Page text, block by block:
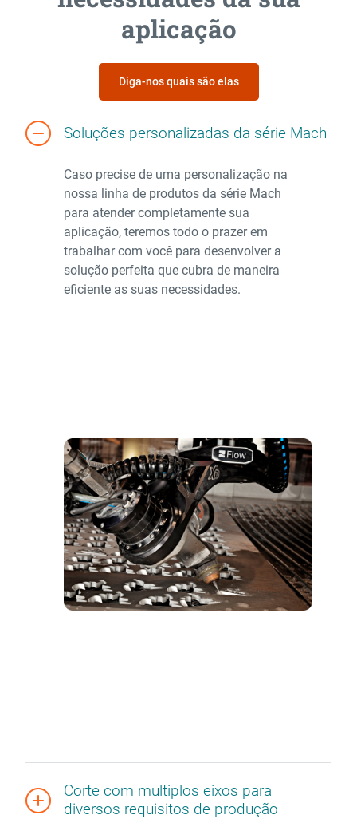
aplicação
Diga-nos quais são elas
Soluções personalizadas da série Mach
Caso precise de uma personalização na
nossa linha de produtos da série Mach
para atender completamente sua
aplicação, teremos todo o prazer em
trabalhar com você para desenvolver a
solução perfeita que cubra de maneira
eficiente as suas necessidades.
Corte com multiplos eixos para
diversos requisitos de produção